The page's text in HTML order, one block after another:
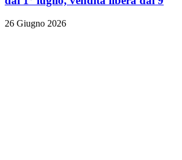
26 Giugno 2026